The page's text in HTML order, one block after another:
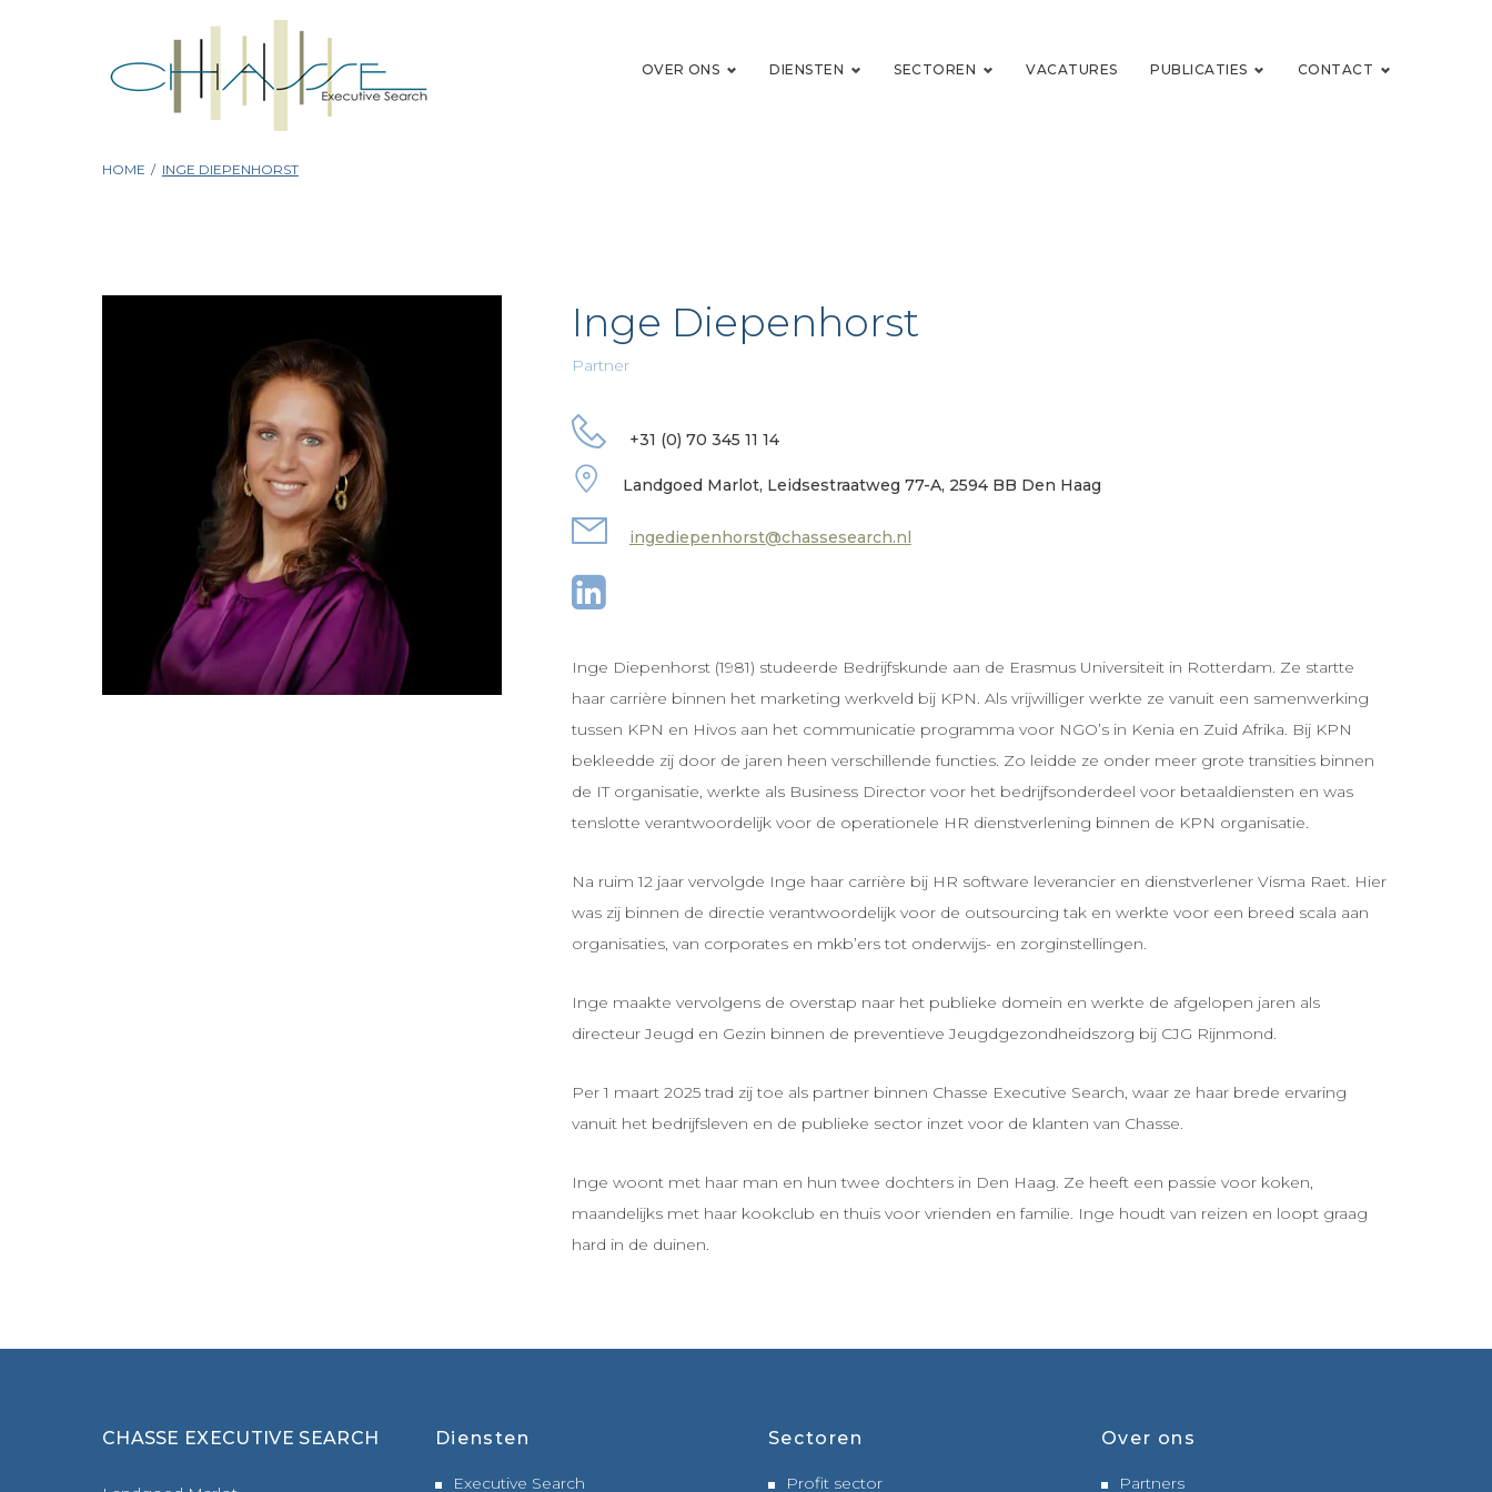
OVER ONS DIENSTEN SECTOREN VACATURES PUBLICATIES CONTACT
HOME / INGE DIEPENHORST
Inge Diepenhorst
Partner
+31 (0) 70 345 11 14
Landgoed Marlot, Leidsestraatweg 77-A, 2594 BB Den Haag
ingediepenhorst@chassesearch.nl
Inge Diepenhorst (1981) studeerde Bedrijfskunde aan de Erasmus Universiteit in Rotterdam. Ze startte
haar carrière binnen het marketing werkveld bij KPN. Als vrijwilliger werkte ze vanuit een samenwerking
tussen KPN en Hivos aan het communicatie programma voor NGO’s in Kenia en Zuid Afrika. Bij KPN
bekleedde zij door de jaren heen verschillende functies. Zo leidde ze onder meer grote transities binnen
de IT organisatie, werkte als Business Director voor het bedrijfsonderdeel voor betaaldiensten en was
tenslotte verantwoordelijk voor de operationele HR dienstverlening binnen de KPN organisatie.
Na ruim 12 jaar vervolgde Inge haar carrière bij HR software leverancier en dienstverlener Visma Raet. Hier
was zij binnen de directie verantwoordelijk voor de outsourcing tak en werkte voor een breed scala aan
organisaties, van corporates en mkb’ers tot onderwijs- en zorginstellingen.
Inge maakte vervolgens de overstap naar het publieke domein en werkte de afgelopen jaren als
directeur Jeugd en Gezin binnen de preventieve Jeugdgezondheidszorg bij CJG Rijnmond.
Per 1 maart 2025 trad zij toe als partner binnen Chasse Executive Search, waar ze haar brede ervaring
vanuit het bedrijfsleven en de publieke sector inzet voor de klanten van Chasse.
Inge woont met haar man en hun twee dochters in Den Haag. Ze heeft een passie voor koken,
maandelijks met haar kookclub en thuis voor vrienden en familie. Inge houdt van reizen en loopt graag
hard in de duinen.
CHASSE EXECUTIVE SEARCH Diensten
Executive Search
Sectoren
Profit sector
Over ons
Partners